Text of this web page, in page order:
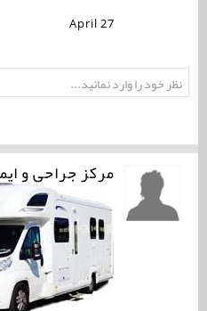
April 27
مرکز جراحی و